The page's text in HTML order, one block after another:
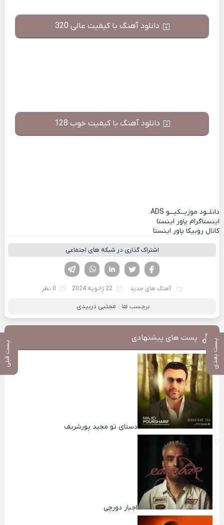
پست بعدی پست قبلی
دانلود آهنگ با کیفیت عالی 320
دانلود آهنگ با کیفیت خوب 128
دانلــود موزیــکیـــو ADS
اینستاگرام پاور اینستا
کانال روبیکا پاور اینستا
اشتراک گذاری در شبکه های اجتماعی
لینکدین تویتر
فیسوک
آهنگ های جدید 22 ژانویه 2024 0 نظر
برچسب ها : مجتبی دربیدی
پست های پیشنهادی
دستای تو مجید پورشریف
اجبار دورچی